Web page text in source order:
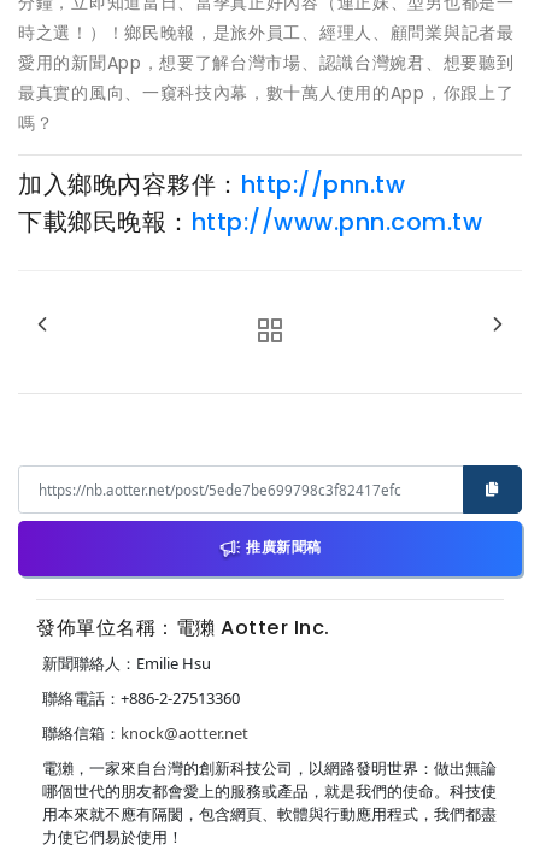
時之選！）！鄉民晚報，是旅外員工、經理人、顧問業與記者最
愛用的新聞App，想要了解台灣市場、認識台灣婉君、想要聽到
最真實的風向、一窺科技內幕，數十萬人使用的App，你跟上了
嗎？
加入鄉晚內容夥伴： http://pnn.tw
下載鄉民晚報： http://www.pnn.com.tw
推廣新聞稿
發佈單位名稱：電獺 Aotter Inc.
新聞聯絡人：Emilie Hsu
聯絡電話：+886-2-27513360
聯絡信箱： knock@aotter.net
電獺，一家來自台灣的創新科技公司，以網路發明世界：做出無論
哪個世代的朋友都會愛上的服務或產品，就是我們的使命。科技使
用本來就不應有隔閡，包含網頁、軟體與行動應用程式，我們都盡
力使它們易於使用！